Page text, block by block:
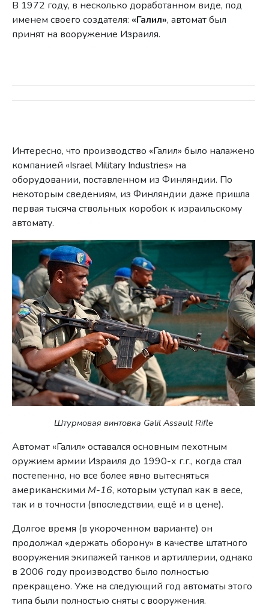
В 1972 году, в несколько доработанном виде, под
именем своего создателя: «Галил», автомат был
принят на вооружение Израиля.
Интересно, что производство «Галил» было налажено
компанией «Israel Military Industries» на
оборудовании, поставленном из Финляндии. По
некоторым сведениям, из Финляндии даже пришла
первая тысяча ствольных коробок к израильскому
автомату.
Штурмовая винтовка Galil Assault Rifle
Автомат «Галил» оставался основным пехотным
оружием армии Израиля до 1990-х г.г., когда стал
постепенно, но все более явно вытесняться
американскими M-16, которым уступал как в весе,
так и в точности (впоследствии, ещё и в цене).
Долгое время (в укороченном варианте) он
продолжал «держать оборону» в качестве штатного
вооружения экипажей танков и артиллерии, однако
в 2006 году производство было полностью
прекращено. Уже на следующий год автоматы этого
типа были полностью сняты с вооружения.